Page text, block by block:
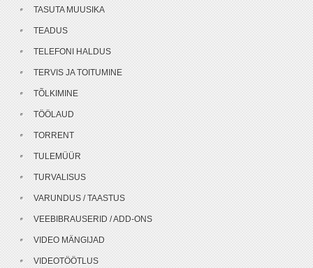
TASUTA MUUSIKA
TEADUS
TELEFONI HALDUS
TERVIS JA TOITUMINE
TÕLKIMINE
TÖÖLAUD
TORRENT
TULEMÜÜR
TURVALISUS
VARUNDUS / TAASTUS
VEEBIBRAUSERID / ADD-ONS
VIDEO MÄNGIJAD
VIDEOTÖÖTLUS